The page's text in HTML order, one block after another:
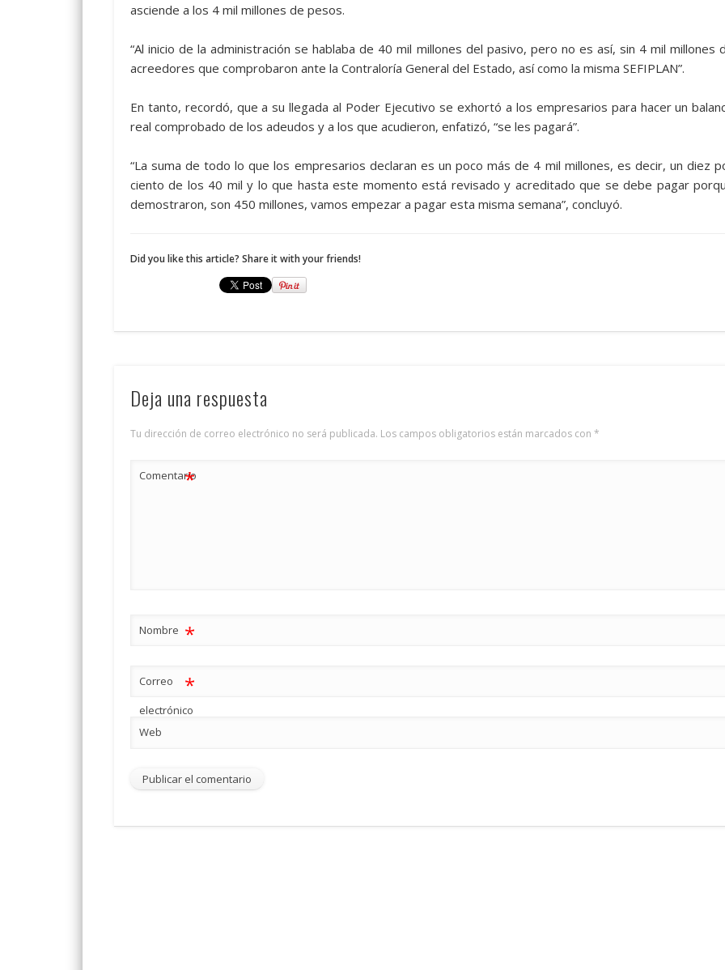
asciende a los 4 mil millones de pesos.
“Al inicio de la administración se hablaba de 40 mil millones del pasivo, pero no es así, sin 4 mil millones
acreedores que comprobaron ante la Contraloría General del Estado, así como la misma SEFIPLAN”.
En tanto, recordó, que a su llegada al Poder Ejecutivo se exhortó a los empresarios para hacer un
real comprobado de los adeudos y a los que acudieron, enfatizó, “se les pagará”.
“La suma de todo lo que los empresarios declaran es un poco más de 4 mil millones, es decir, un diez
ciento de los 40 mil y lo que hasta este momento está revisado y acreditado que se debe pagar
demostraron, son 450 millones, vamos empezar a pagar esta misma semana”, concluyó.
Did you like this article? Share it with your friends!
Deja una respuesta
Tu dirección de correo electrónico no será publicada. Los campos obligatorios están marcados con *
Comentario
*
Nombre *
Correo
electrónico
*
Web